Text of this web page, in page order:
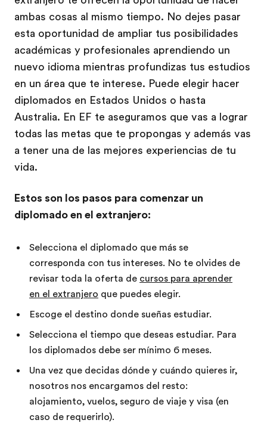
ambas cosas al mismo tiempo. No dejes pasar
esta oportunidad de ampliar tus posibilidades
académicas y profesionales aprendiendo un
nuevo idioma mientras profundizas tus estudios
en un área que te interese. Puede elegir hacer
diplomados en Estados Unidos o hasta
Australia. En EF te aseguramos que vas a lograr
todas las metas que te propongas y además vas
a tener una de las mejores experiencias de tu
vida.
Estos son los pasos para comenzar un
diplomado en el extranjero:
Selecciona el diplomado que más se
corresponda con tus intereses. No te olvides de
revisar toda la oferta de cursos para aprender
en el extranjero que puedes elegir.
Escoge el destino donde sueñas estudiar.
Selecciona el tiempo que deseas estudiar. Para
los diplomados debe ser mínimo 6 meses.
Una vez que decidas dónde y cuándo quieres ir,
nosotros nos encargamos del resto:
alojamiento, vuelos, seguro de viaje y visa (en
caso de requerirlo).